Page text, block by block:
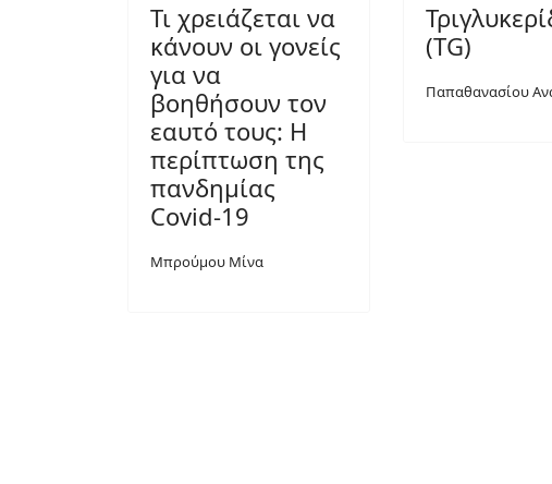
Τι χρειάζεται να
κάνουν οι γονείς
για να
βοηθήσουν τον
εαυτό τους: Η
περίπτωση της
πανδημίας
Covid-19
Μπρούμου Μίνα
(TG)
Παπαθανασίου